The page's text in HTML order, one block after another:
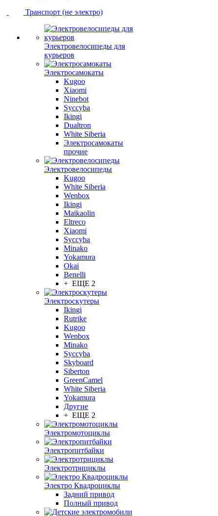
Транспорт (не электро)
Электровелосипеды для
курьеров
Электросамокаты
Kugoo
Xiaomi
Ninebot
Syccyba
Ikingi
Dualtron
White Siberia
Электросамокаты
прочие
Электровелосипеды
Kugoo
White Siberia
Wenbox
Ikingi
Maikaolin
Eltreco
Xiaomi
Syccyba
Minako
Yokamura
Okai
Benelli
+ ЕЩЕ 2
Электроскутеры
Ikingi
Rutrike
Kugoo
Wenbox
Minako
Syccyba
Skyboard
Siberton
GreenCamel
White Siberia
Yokamura
Другие
+ ЕЩЕ 2
Электромотоциклы
Электропитбайки
Электротрициклы
Электро Квадроциклы
Задний привод
Полный привод